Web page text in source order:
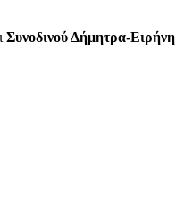
Συνοδινού Δήμητρα-Ειρήνη